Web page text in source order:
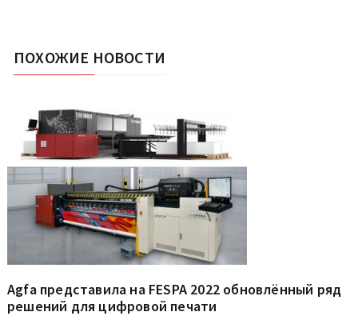
ПОХОЖИЕ НОВОСТИ
Agfa представила на FESPA 2022 обновлённый ряд
решений для цифровой печати